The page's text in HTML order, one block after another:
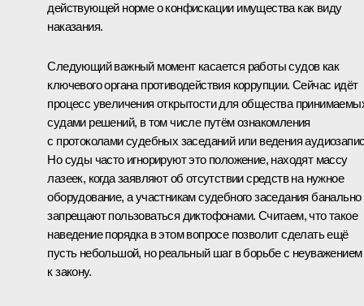
действующей норме о конфискации имущества как виду
наказания.
Следующий важный момент касается работы судов как
ключевого органа противодействия коррупции. Сейчас идёт
процесс увеличения открытости для общества
судами решений, в том числе путём ознакомления
с протоколами судебных заседаний или ведения
Но суды часто игнорируют это положение, находят массу
лазеек, когда заявляют об отсутствии средств на нужное
оборудование, а участникам судебного заседания банально
запрещают пользоваться диктофонами. Считаем, что такое
наведение порядка в этом вопросе позволит сделать ещё
пусть небольшой, но реальный шаг в борьбе с неуважением
к закону.